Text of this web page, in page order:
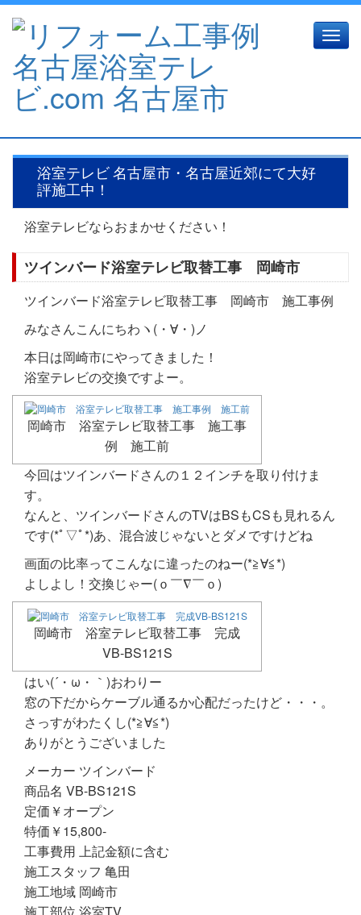
Toggle
浴室テレビ 名古屋市・名古屋近郊にて大好
評施工中！
浴室テレビならおまかせください！
ツインバード浴室テレビ取替工事 岡崎市
ツインバード浴室テレビ取替工事 岡崎市 施工事例
みなさんこんにちわヽ(・∀・)ノ
本日は岡崎市にやってきました！
浴室テレビの交換ですよー。
岡崎市 浴室テレビ取替工事 施工事
例 施工前
今回はツインバードさんの１２インチを取り付けま
す。
なんと、ツインバードさんのTVはBSもCSも見れるん
です(*ﾟ▽ﾟ*)あ、混合波じゃないとダメですけどね
画面の比率ってこんなに違ったのねー(*≧∀≦*)
よしよし！交換じゃー(ｏ￣∇￣ｏ)
岡崎市 浴室テレビ取替工事 完成
VB-BS121S
はい(´・ω・｀)おわりー
窓の下だからケーブル通るか心配だったけど・・・。
さっすがわたくし(*≧∀≦*)
ありがとうございました
メーカー ツインバード
商品名 VB-BS121S
定価￥オープン
特価￥15,800-
工事費用 上記金額に含む
施工スタッフ 亀田
施工地域 岡崎市
施工部位 浴室TV